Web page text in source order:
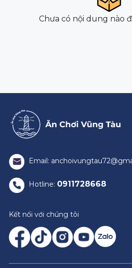
Chưa có nội dung nào
Email:
Hotline: 0911728668
Kết nối với chúng tôi